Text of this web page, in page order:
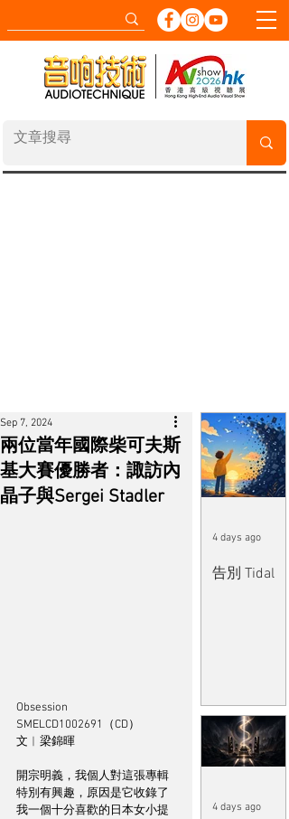
兩位當年國際柴可夫斯
基大賽優勝者：諏訪內
晶子與Sergei Stadler
Sep 7, 2024
Obsession
SMELCD1002691（CD）
文︱梁錦暉
開宗明義，我個人對這張專輯
特別有興趣，原因是它收錄了
我一個十分喜歡的日本女小提
告別 Tidal
4 days ago
4 days ago